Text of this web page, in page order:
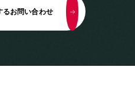
るお問い合わせ